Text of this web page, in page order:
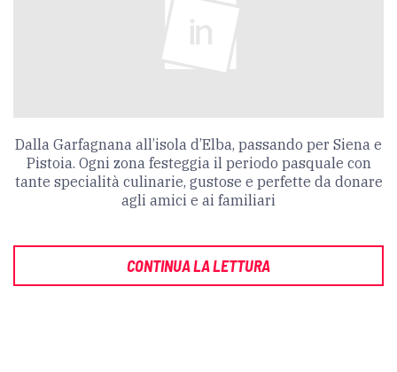
Dalla Garfagnana all’isola d’Elba, passando per Siena e
Pistoia. Ogni zona festeggia il periodo pasquale con
tante specialità culinarie, gustose e perfette da donare
agli amici e ai familiari
CONTINUA LA LETTURA